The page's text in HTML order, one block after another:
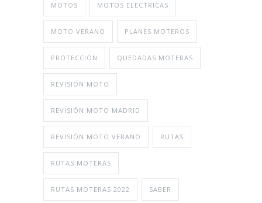
MOTOS MOTOS ELECTRICAS
MOTO VERANO PLANES MOTEROS
PROTECCIÓN QUEDADAS MOTERAS
REVISIÓN MOTO
REVISIÓN MOTO MADRID
REVISIÓN MOTO VERANO RUTAS
RUTAS MOTERAS
RUTAS MOTERAS 2022 SABER